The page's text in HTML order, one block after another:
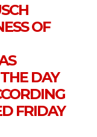
OF
DAY
FRIDAY